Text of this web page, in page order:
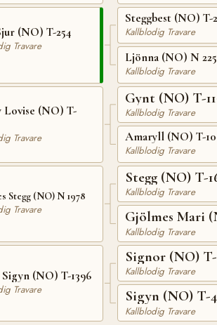
(NO) T-254
Travare
Lovise (NO) T-
Travare
Stegg (NO) N 1978
Travare
(NO) T-1396
Travare
Steggbest (NO) T-
Kallblodig Travare
Ljönna (NO) N
Kallblodig Travare
Gynt (NO) T-
Kallblodig Travare
Amaryll (NO) T-
Kallblodig Travare
Stegg (NO) T-
Kallblodig Travare
Gjölmes Mari
Kallblodig Travare
Signor (NO) T-
Kallblodig Travare
Sigyn (NO) T-
Kallblodig Travare